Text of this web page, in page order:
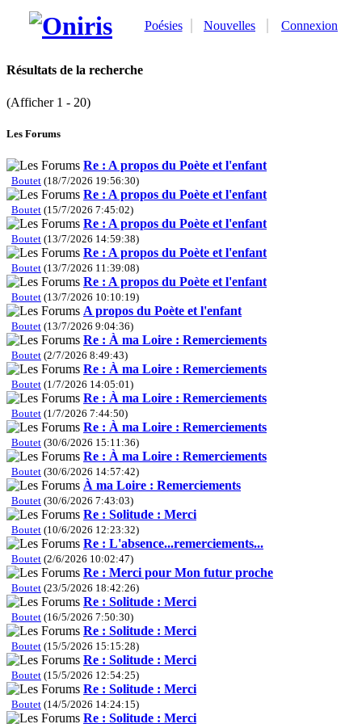
Poésies Nouvelles Connexion
Résultats de la recherche
(Afficher 1 - 20)
Les Forums
Re : A propos du Poète et l'enfant
Boutet (18/7/2026 19:56:30)
Re : A propos du Poète et l'enfant
Boutet (15/7/2026 7:45:02)
Re : A propos du Poète et l'enfant
Boutet (13/7/2026 14:59:38)
Re : A propos du Poète et l'enfant
Boutet (13/7/2026 11:39:08)
Re : A propos du Poète et l'enfant
Boutet (13/7/2026 10:10:19)
A propos du Poète et l'enfant
Boutet (13/7/2026 9:04:36)
Re : À ma Loire : Remerciements
Boutet (2/7/2026 8:49:43)
Re : À ma Loire : Remerciements
Boutet (1/7/2026 14:05:01)
Re : À ma Loire : Remerciements
Boutet (1/7/2026 7:44:50)
Re : À ma Loire : Remerciements
Boutet (30/6/2026 15:11:36)
Re : À ma Loire : Remerciements
Boutet (30/6/2026 14:57:42)
À ma Loire : Remerciements
Boutet (30/6/2026 7:43:03)
Re : Solitude : Merci
Boutet (10/6/2026 12:23:32)
Re : L'absence...remerciements...
Boutet (2/6/2026 10:02:47)
Re : Merci pour Mon futur proche
Boutet (23/5/2026 18:42:26)
Re : Solitude : Merci
Boutet (16/5/2026 7:50:30)
Re : Solitude : Merci
Boutet (15/5/2026 15:15:28)
Re : Solitude : Merci
Boutet (15/5/2026 12:54:25)
Re : Solitude : Merci
Boutet (14/5/2026 14:24:15)
Re : Solitude : Merci